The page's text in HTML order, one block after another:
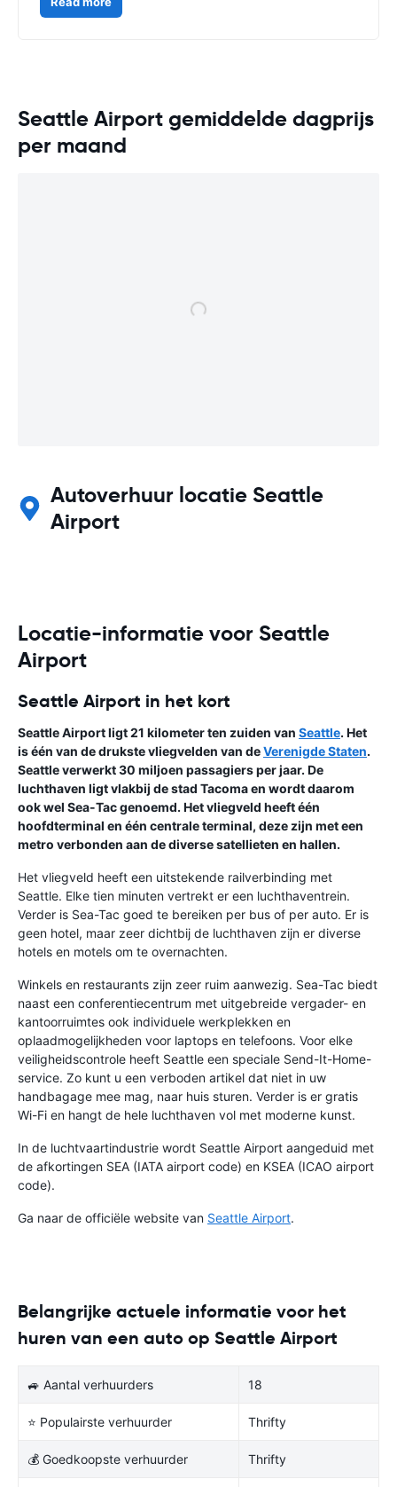
Seattle Airport gemiddelde dagprijs
per maand
Autoverhuur locatie Seattle
Airport
Locatie-informatie voor Seattle
Airport
Seattle Airport in het kort
Seattle Airport ligt 21 kilometer ten zuiden van Seattle. Het
is één van de drukste vliegvelden van deVerenigde Staten.
Seattle verwerkt 30 miljoen passagiers per jaar. De
luchthaven ligt vlakbij de stad Tacoma en wordt daarom
ook wel Sea-Tac genoemd. Het vliegveld heeft één
hoofdterminal en één centrale terminal, deze zijn met een
metro verbonden aan de diverse satellieten en hallen.
Het vliegveld heeft een uitstekende railverbinding met
Seattle. Elke tien minuten vertrekt er een luchthaventrein.
Verder is Sea-Tac goed te bereiken per bus of per auto. Er is
geen hotel, maar zeer dichtbij de luchthaven zijn er diverse
hotels en motels om te overnachten.
Winkels en restaurants zijn zeer ruim aanwezig. Sea-Tac biedt
naast een conferentiecentrum met uitgebreide vergader- en
kantoorruimtes ook individuele werkplekken en
oplaadmogelijkheden voor laptops en telefoons. Voor elke
veiligheidscontrole heeft Seattle een speciale Send-It-Home-
service. Zo kunt u een verboden artikel dat niet in uw
handbagage mee mag, naar huis sturen. Verder is er gratis
Wi-Fi en hangt de hele luchthaven vol met moderne kunst.
In de luchtvaartindustrie wordt Seattle Airport aangeduid met
de afkortingen SEA (IATA airport code) en KSEA (ICAO airport
code).
Ga naar de officiële website van Seattle Airport.
Belangrijke actuele informatie voor het
huren van een auto op Seattle Airport
🚙 Aantal verhuurders 18
⭐ Populairste verhuurder Thrifty
💰 Goedkoopste verhuurder Thrifty